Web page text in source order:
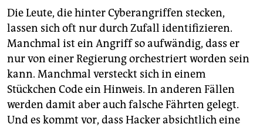
Die Leute, die hinter Cyberangriffen stecken,
lassen sich oft nur durch Zufall identifizieren.
Manchmal ist ein Angriff so aufwändig, dass er
nur von einer Regierung orchestriert worden sein
kann. Manchmal versteckt sich in einem
Stückchen Code ein Hinweis. In anderen Fällen
werden damit aber auch falsche Fährten gelegt.
Und es kommt vor, dass Hacker absichtlich eine